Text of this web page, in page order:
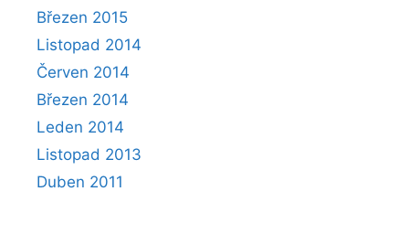
Březen 2015
Listopad 2014
Červen 2014
Březen 2014
Leden 2014
Listopad 2013
Duben 2011